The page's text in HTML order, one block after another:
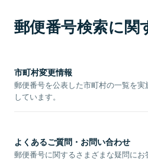
郵便番号検索に関
市町村変更情報
郵便番号を公表した市町村の一覧を
しています。
よくあるご質問・お問い合わせ
郵便番号に関するさまざまな疑問にお